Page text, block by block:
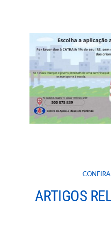
ARTIGOS